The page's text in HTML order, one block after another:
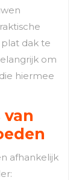
dak te
om
hiermee
van
afhankelijk